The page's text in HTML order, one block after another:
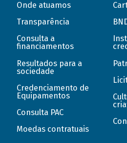
Onde atuamos
Transparência
Consulta a
financiamentos
Resultados para a
sociedade
Credenciamento de
Equipamentos
Consulta PAC
Moedas contratuais